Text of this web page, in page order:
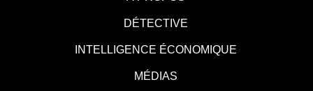
DÉTECTIVE
INTELLIGENCE ÉCONOMIQUE
MÉDIAS